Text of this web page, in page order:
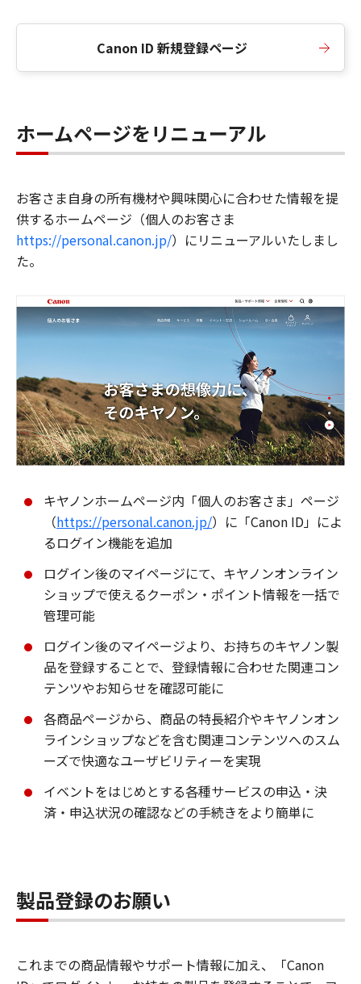
Canon ID 新規登録ページ
ホームページをリニューアル
お客さま自身の所有機材や興味関心に合わせた情報を提
供するホームページ（個人のお客さま
https://personal.canon.jp/）にリニューアルいたしまし
た。
キヤノンホームページ内「個人のお客さま」ページ
（https://personal.canon.jp/）に「Canon ID」によ
るログイン機能を追加
ログイン後のマイページにて、キヤノンオンライン
ショップで使えるクーポン・ポイント情報を一括で
管理可能
ログイン後のマイページより、お持ちのキヤノン製
品を登録することで、登録情報に合わせた関連コン
テンツやお知らせを確認可能に
各商品ページから、商品の特長紹介やキヤノンオン
ラインショップなどを含む関連コンテンツへのスム
ーズで快適なユーザビリティーを実現
イベントをはじめとする各種サービスの申込・決
済・申込状況の確認などの手続きをより簡単に
製品登録のお願い
これまでの商品情報やサポート情報に加え、「Canon